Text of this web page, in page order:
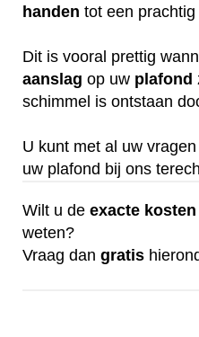
handen tot een
Dit is vooral prettig
aanslag op uw plafond
schimmel is ontstaan
U kunt met al uw
uw plafond bij ons
Wilt u de exacte kosten
weten?
Vraag dan gratis